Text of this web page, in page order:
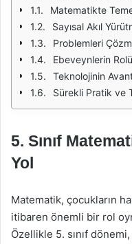
Matematikte
Sayısal Akıl
Problemleri
Ebeveynlerin Rolü
Teknolojinin
Sürekli Pratik ve
5. Sınıf
Yol
Matematik, çocukların
itibaren önemli bir rol
Özellikle 5. sınıf